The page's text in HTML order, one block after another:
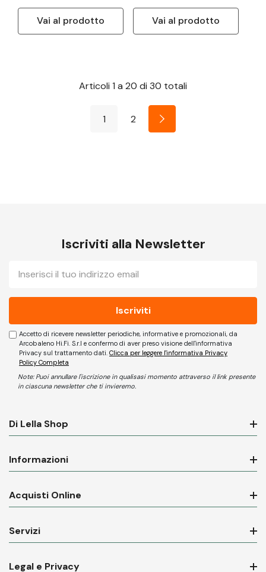
Vai al prodotto Vai al prodotto
Articoli 1 a 20 di 30 totali
1 2
Iscriviti alla Newsletter
Accetto di ricevere newsletter periodiche, informative e promozionali, da
Arcobaleno Hi.Fi. S.r.l e confermo di aver preso visione dell'informativa
Privacy sul trattamento dati. Clicca per leggere l'informativa Privacy
Policy Completa
Note: Puoi annullare l'iscrizione in qualisasi momento attraverso il link presente
in ciascuna newsletter che ti invieremo.
Di Lella Shop
Informazioni
Acquisti Online
Servizi
Legal e Privacy